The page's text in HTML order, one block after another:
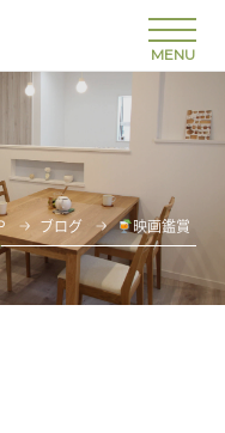
ブログ 映画鑑賞